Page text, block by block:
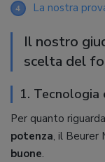
4 La nostra
Il nostro
scelta del
1. Tecnologia
Per quanto riguarda
potenza, il Beurer
buone.